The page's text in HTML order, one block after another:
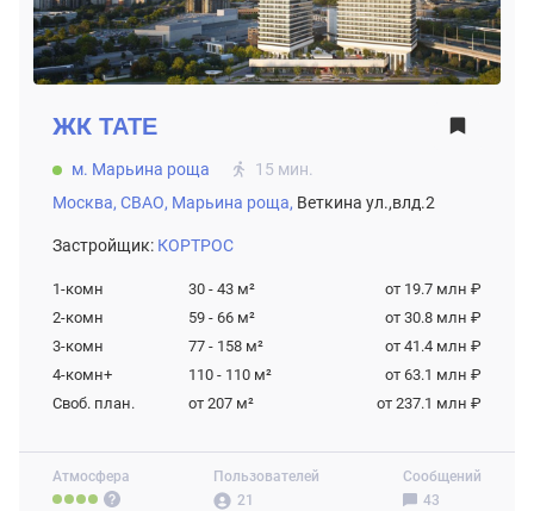
Атмосфера
Пользователей
21
Сообщений
43
ЖК TATE
м. Марьина роща
15 мин.
Москва, СВАО, Марьина роща, Веткина ул.,влд.2
Застройщик: КОРТРОС
1-комн 30 - 43 м²
от 19.7 млн ₽
2-комн
59 - 66 м²
от 30.8 млн ₽
3-комн
77 - 158 м²
от 41.4 млн ₽
4-комн+
110 - 110 м²
от 63.1 млн ₽
Своб. план.
от 207 м² от 237.1 млн ₽